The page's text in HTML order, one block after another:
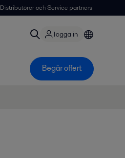
Distributörer och Service partners
logga in
Begär offert